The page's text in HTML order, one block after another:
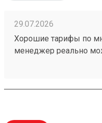
29.07.2026
Хорошие тарифы по
менеджер реально
менеджеру Татьяне